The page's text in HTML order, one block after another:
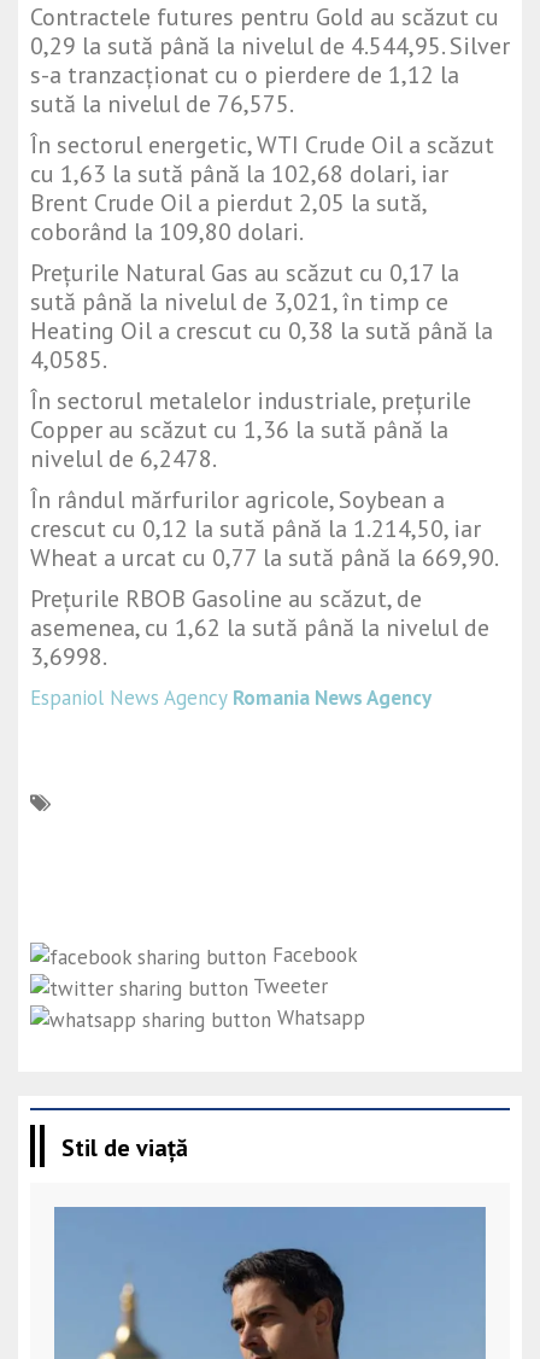
Contractele futures pentru Gold au scăzut cu
0,29 la sută până la nivelul de 4.544,95. Silver
s-a tranzacționat cu o pierdere de 1,12 la
sută la nivelul de 76,575.
În sectorul energetic, WTI Crude Oil a scăzut
cu 1,63 la sută până la 102,68 dolari, iar
Brent Crude Oil a pierdut 2,05 la sută,
coborând la 109,80 dolari.
Prețurile Natural Gas au scăzut cu 0,17 la
sută până la nivelul de 3,021, în timp ce
Heating Oil a crescut cu 0,38 la sută până la
4,0585.
În sectorul metalelor industriale, prețurile
Copper au scăzut cu 1,36 la sută până la
nivelul de 6,2478.
În rândul mărfurilor agricole, Soybean a
crescut cu 0,12 la sută până la 1.214,50, iar
Wheat a urcat cu 0,77 la sută până la 669,90.
Prețurile RBOB Gasoline au scăzut, de
asemenea, cu 1,62 la sută până la nivelul de
3,6998.
Espaniol News Agency Romania News Agency
Facebook
Tweeter
Whatsapp
Stil de viață